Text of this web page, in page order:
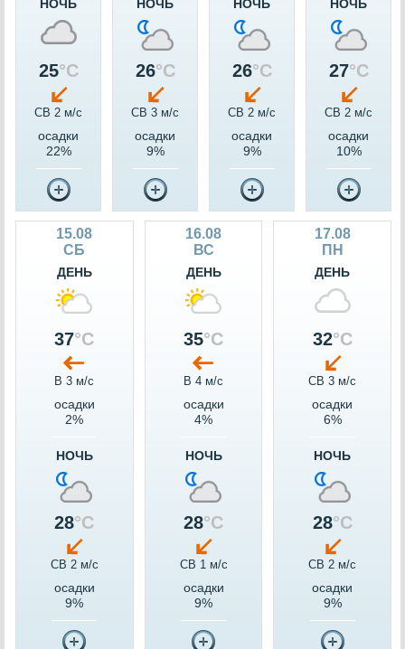
НОЧЬ
25°C
СВ 2 м/c
осадки
22%
НОЧЬ
26°C
СВ 3 м/c
осадки
9%
НОЧЬ
26°C
СВ 2 м/c
осадки
9%
НОЧЬ
27°C
СВ 2 м/c
осадки
10%
15.08
СБ
ДЕНЬ
37°C
В 3 м/c
осадки
2%
НОЧЬ
28°C
СВ 2 м/c
осадки
9%
16.08
ВС
ДЕНЬ
35°C
В 4 м/c
осадки
4%
НОЧЬ
28°C
СВ 1 м/c
осадки
9%
17.08
ПН
ДЕНЬ
32°C
СВ 3 м/c
осадки
6%
НОЧЬ
28°C
СВ 2 м/c
осадки
9%